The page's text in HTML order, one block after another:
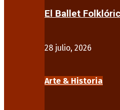
El Ballet
28 julio, 2026
Arte & Historia